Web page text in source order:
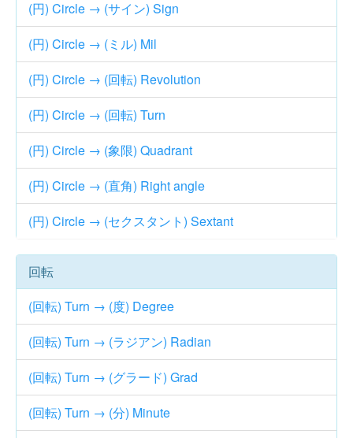
(円) Circle → (サイン) Sign
(円) Circle → (ミル) Mil
(円) Circle → (回転) Revolution
(円) Circle → (回転) Turn
(円) Circle → (象限) Quadrant
(円) Circle → (直角) Right angle
(円) Circle → (セクスタント) Sextant
回転
(回転) Turn → (度) Degree
(回転) Turn → (ラジアン) Radian
(回転) Turn → (グラード) Grad
(回転) Turn → (分) Minute